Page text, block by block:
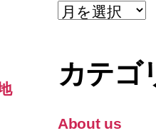
ア
ー
ブ
カテゴ
About us